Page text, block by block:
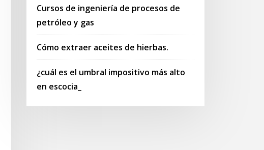
Cursos de ingeniería de procesos de
petróleo y gas
Cómo extraer aceites de hierbas.
¿cuál es el umbral impositivo más alto
en escocia_